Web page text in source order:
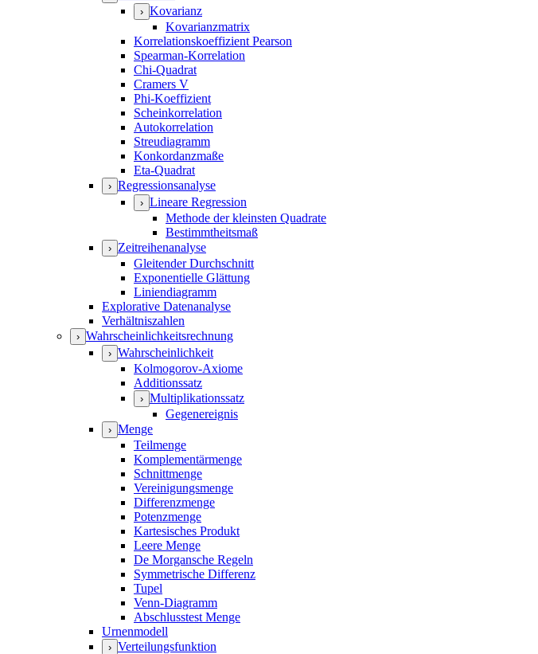
› Kovarianz
Kovarianzmatrix
Korrelationskoeffizient Pearson
Spearman-Korrelation
Chi-Quadrat
Cramers V
Phi-Koeffizient
Scheinkorrelation
Autokorrelation
Streudiagramm
Konkordanzmaße
Eta-Quadrat
› Regressionsanalyse
› Lineare Regression
Methode der kleinsten Quadrate
Bestimmtheitsmaß
› Zeitreihenanalyse
Gleitender Durchschnitt
Exponentielle Glättung
Liniendiagramm
Explorative Datenanalyse
Verhältniszahlen
› Wahrscheinlichkeitsrechnung
› Wahrscheinlichkeit
Kolmogorov-Axiome
Additionssatz
› Multiplikationssatz
Gegenereignis
› Menge
Teilmenge
Komplementärmenge
Schnittmenge
Vereinigungsmenge
Differenzmenge
Potenzmenge
Kartesisches Produkt
Leere Menge
De Morgansche Regeln
Symmetrische Differenz
Tupel
Venn-Diagramm
Abschlusstest Menge
Urnenmodell
› Verteilungsfunktion